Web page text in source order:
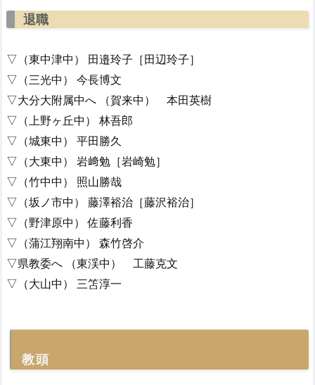
退職
▽（東中津中） 田邉玲子［田辺玲子］
▽（三光中） 今長博文
▽大分大附属中へ （賀来中） 本田英樹
▽（上野ヶ丘中） 林吾郎
▽（城東中） 平田勝久
▽（大東中） 岩﨑勉［岩崎勉］
▽（竹中中） 照山勝哉
▽（坂ノ市中） 藤澤裕治［藤沢裕治］
▽（野津原中） 佐藤利香
▽（蒲江翔南中） 森竹啓介
▽県教委へ （東渓中） 工藤克文
▽（大山中） 三笘淳一
教頭